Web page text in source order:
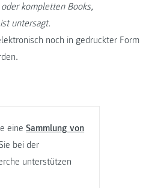
eineSammlung von
bei der
unterstützen
kompletten Books,
untersagt.
noch in gedruckter Form